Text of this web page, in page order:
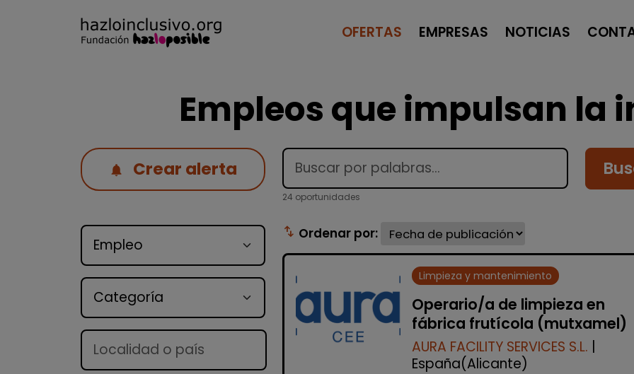
OFERTAS EMPRESAS NOTICIAS
Empleos que impulsan la
Crear alerta
Tipo de oferta
Categoría
Lugar
24 oportunidades
swap_vert Ordenar por:
Limpieza y mantenimiento
Operario/a de limpieza en
fábrica frutícola (mutxamel)
AURA FACILITY SERVICES S.L. |
España(Alicante)